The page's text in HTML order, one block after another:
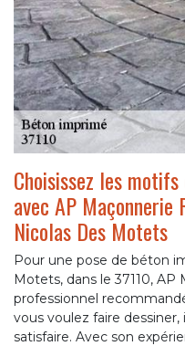
Choisissez les
avec AP Maçonnerie
Nicolas Des Motets
Pour une pose de béton
Motets, dans le 37110,
professionnel
vous voulez faire
satisfaire. Avec son